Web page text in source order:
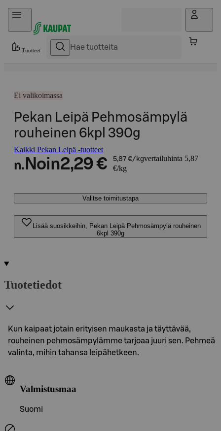
Hyppää sisältöön
Tuotteet
Ei valikoimassa
Pekan Leipä Pehmosämpylä
rouheinen 6kpl 390g
Kaikki Pekan Leipä -tuotteet
n. Noin2,29 € 5,87 €/kgvertailuhinta 5,87
€/kg
Valitse toimitustapa
Lisää suosikkeihin, Pekan Leipä Pehmosämpylä rouheinen
6kpl 390g
Tuotetiedot
Kun kaipaat jotain erityisen maukasta ja täyttävää,
rouheinen pehmosämpylämme tarjoaa juuri sen. Pehmeä
valinta, mihin tahansa leipähetkeen.
Valmistusmaa
Suomi